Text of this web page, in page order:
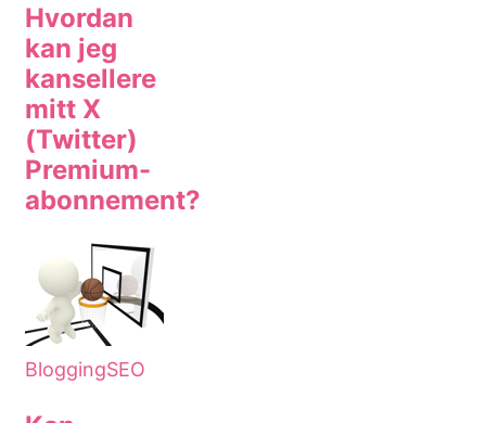
Hvordan
kan jeg
kansellere
mitt X
(Twitter)
Premium-
abonnement?
BloggingSEO